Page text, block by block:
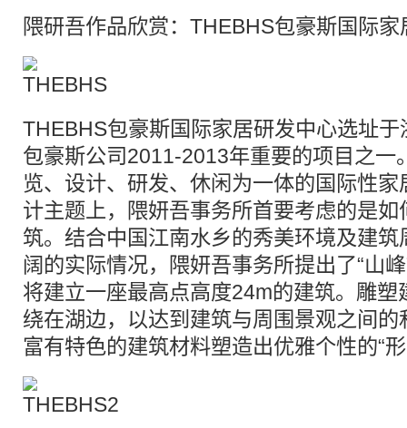
隈研吾作品欣赏：THEBHS包豪斯国际家
THEBHS包豪斯国际家居研发中心选址
包豪斯公司2011-2013年重要的项目之一
览、设计、研发、休闲为一体的国际性
计主题上，隈妍吾事务所首要考虑的是
筑。结合中国江南水乡的秀美环境及建
阔的实际情况，隈妍吾事务所提出了“山
将建立一座最高点高度24m的建筑。雕塑
绕在湖边，以达到建筑与周围景观之间
富有特色的建筑材料塑造出优雅个性的“